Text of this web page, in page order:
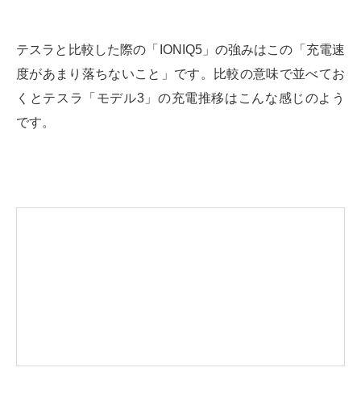
テスラと比較した際の「IONIQ5」の強みはこの「充電速
度があまり落ちないこと」です。比較の意味で並べてお
くとテスラ「モデル3」の充電推移はこんな感じのよう
です。